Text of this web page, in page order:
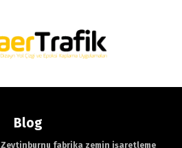
Blog
Zeytinburnu fabrika zemin işaretleme